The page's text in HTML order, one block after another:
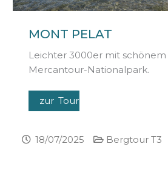
MONT PELAT
Leichter 3000er mit
Mercantour-Nationalpark.
zur Tour
18/07/2025 Bergtour T3